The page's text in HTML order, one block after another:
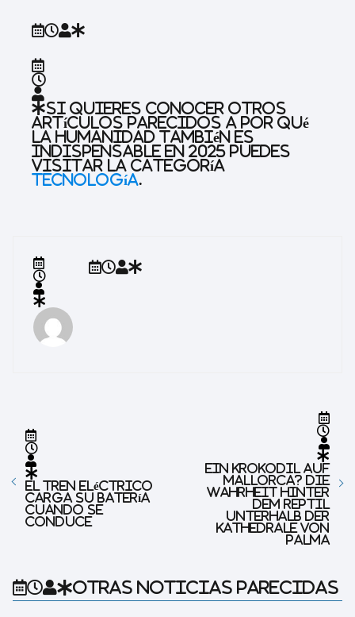
Si quieres conocer otros
artículos parecidos a Por qué
la humanidad también es
indispensable en 2025 puedes
visitar la categoría
Tecnología.
El tren eléctrico
carga su batería
cuando se
conduce
Ein Krokodil auf
Mallorca? Die
Wahrheit hinter
dem Reptil
unterhalb der
Kathedrale von
Palma
Otras noticias parecidas